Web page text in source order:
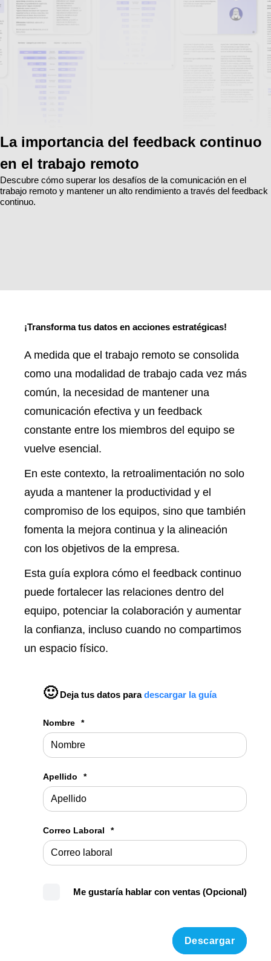
La importancia del feedback continuo
en el trabajo remoto
Descubre cómo superar los desafíos de la comunicación en el
trabajo remoto y mantener un alto rendimiento a través del feedback
continuo.
¡Transforma tus datos en acciones estratégicas!
A medida que el trabajo remoto se consolida
como una modalidad de trabajo cada vez más
común, la necesidad de mantener una
comunicación efectiva y un feedback
constante entre los miembros del equipo se
vuelve esencial.
En este contexto, la retroalimentación no solo
ayuda a mantener la productividad y el
compromiso de los equipos, sino que también
fomenta la mejora continua y la alineación
con los objetivos de la empresa.
Esta guía explora cómo el feedback continuo
puede fortalecer las relaciones dentro del
equipo, potenciar la colaboración y aumentar
la confianza, incluso cuando no compartimos
un espacio físico.
🙂Deja tus datos paradescargar la guía
Nombre *
Apellido *
Correo Laboral *
Me gustaría hablar con ventas (Opcional)